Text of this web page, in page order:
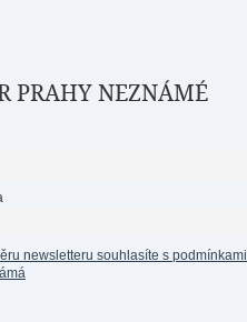
PRAHY NEZNÁMÉ
newsletteru souhlasíte s podmínkami